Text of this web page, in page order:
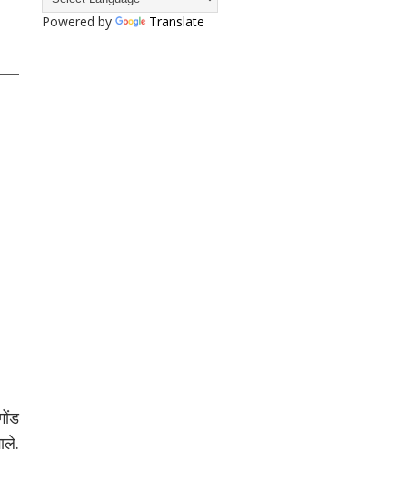
Powered by Translate